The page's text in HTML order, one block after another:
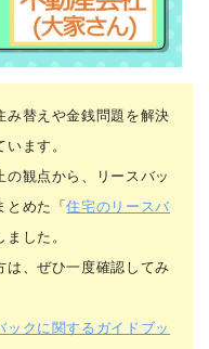
み替えや金銭問題を解決
ます。
観点から、リースバッ
とめた「住宅のリースバ
ました。
は、ぜひ一度確認してみ
ックに関するガイドブッ